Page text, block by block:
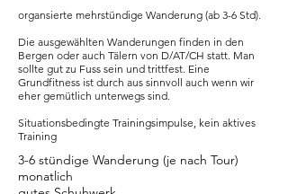
organsierte mehrstündige Wanderung (ab 3-6 Std).
Die ausgewählten Wanderungen finden in den
Bergen oder auch Tälern von D/AT/CH statt. Man
sollte gut zu Fuss sein und trittfest. Eine
Grundfitness ist durch aus sinnvoll auch wenn wir
eher gemütlich unterwegs sind.
Situationsbedingte Trainingsimpulse, kein aktives
Training
3-6 stündige Wanderung (je nach Tour)
monatlich